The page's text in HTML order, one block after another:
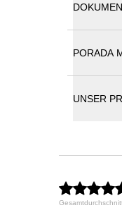
auf
PORADA
UNSER